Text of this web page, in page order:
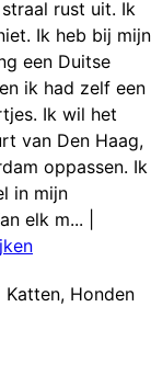
rust uit. Ik
Ik heb bij mijn
een Duitse
ik had zelf een
Ik wil het
van Den Haag,
oppassen. Ik
in mijn
elk m...
Katten, Honden